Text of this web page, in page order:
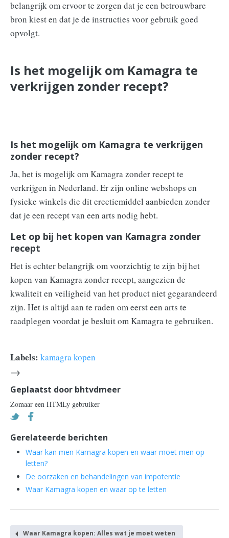
belangrijk om ervoor te zorgen dat je een betrouwbare
bron kiest en dat je de instructies voor gebruik goed
opvolgt.
Is het mogelijk om Kamagra te
verkrijgen zonder recept?
Is het mogelijk om Kamagra te verkrijgen
zonder recept?
Ja, het is mogelijk om Kamagra zonder recept te
verkrijgen in Nederland. Er zijn online webshops en
fysieke winkels die dit erectiemiddel aanbieden zonder
dat je een recept van een arts nodig hebt.
Let op bij het kopen van Kamagra zonder
recept
Het is echter belangrijk om voorzichtig te zijn bij het
kopen van Kamagra zonder recept, aangezien de
kwaliteit en veiligheid van het product niet gegarandeerd
zijn. Het is altijd aan te raden om eerst een arts te
raadplegen voordat je besluit om Kamagra te gebruiken.
Labels: kamagra kopen
→
Geplaatst door bhtvdmeer
Zomaar een HTMLy gebruiker
Gerelateerde berichten
Waar kan men Kamagra kopen en waar moet men op
letten?
De oorzaken en behandelingen van impotentie
Waar Kamagra kopen en waar op te letten
Waar Kamagra kopen: Alles wat je moet weten